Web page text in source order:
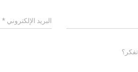
البريد الإلكتروني *